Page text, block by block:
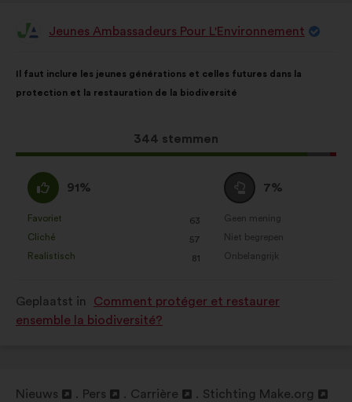
VoorstelJeunes Ambassadeurs Pour L'Environnement
van
het
Il faut inclure les jeunes générations et celles futures dans la
protection et la restauration de la biodiversité
Dit
voorstel
344 stemmen
de
volgende
Mee
eens
:
91%
als:
Favoriet
: 63
keer
Cliché
: 57
keer
Realistisch
: 81
keer
Neutraal
:
7%
als:
Geen mening
:keer
Niet begrepen
:keer
Onbelangrijk
:keer
Geplaatst in
Comment protéger et restaurer
ensemble la biodiversité?
Nieuws Pers Carrière Stichting Make.org